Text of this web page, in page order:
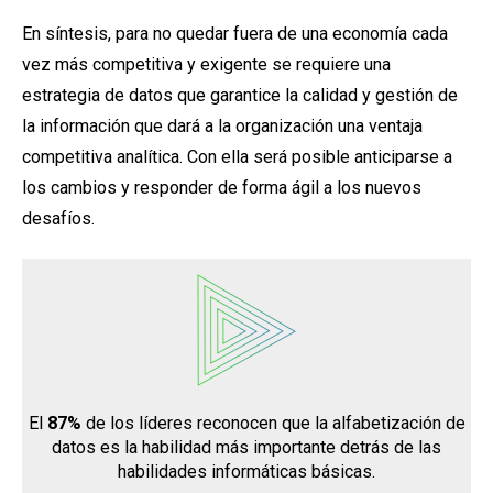
En síntesis, para no quedar fuera de una economía cada
vez más competitiva y exigente se requiere una
estrategia de datos que garantice la calidad y gestión de
la información que dará a la organización una ventaja
competitiva analítica. Con ella será posible anticiparse a
los cambios y responder de forma ágil a los nuevos
desafíos.
El87% de los líderes reconocen que la alfabetización de
datos es la habilidad más importante detrás de las
habilidades informáticas básicas.